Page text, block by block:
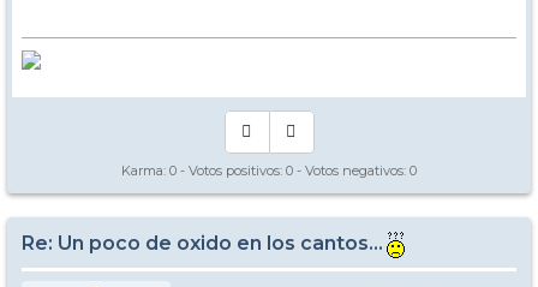
Karma: 0 - Votos positivos: 0 - Votos negativos: 0
Re: Un poco de oxido en los cantos...